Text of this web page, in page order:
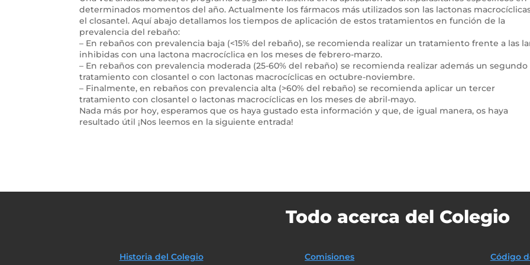
determinados momentos del año. Actualmente los fármacos más utilizados son las lactonas
el closantel. Aquí abajo detallamos los tiempos de aplicación de estos tratamientos en función de la
prevalencia del rebaño:
– En rebaños con prevalencia baja (<15% del rebaño), se recomienda realizar un tratamiento frente a las
inhibidas con una lactona macrocíclica en los meses de febrero-marzo.
– En rebaños con prevalencia moderada (25-60% del rebaño) se recomienda realizar además un segundo
tratamiento con closantel o con lactonas macrocíclicas en octubre-noviembre.
– Finalmente, en rebaños con prevalencia alta (>60% del rebaño) se recomienda aplicar un tercer
tratamiento con closantel o lactonas macrocíclicas en los meses de abril-mayo.
Nada más por hoy, esperamos que os haya gustado esta información y que, de igual manera, os haya
resultado útil ¡Nos leemos en la siguiente entrada!
Todo acerca del Colegio
Historia del Colegio Comisiones Código